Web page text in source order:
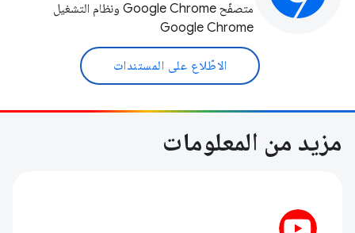
متصفّح Google Chrome ونظام التشغيل
Google Chrome
الاطّلاع على المستندات
مزيد من المعلومات